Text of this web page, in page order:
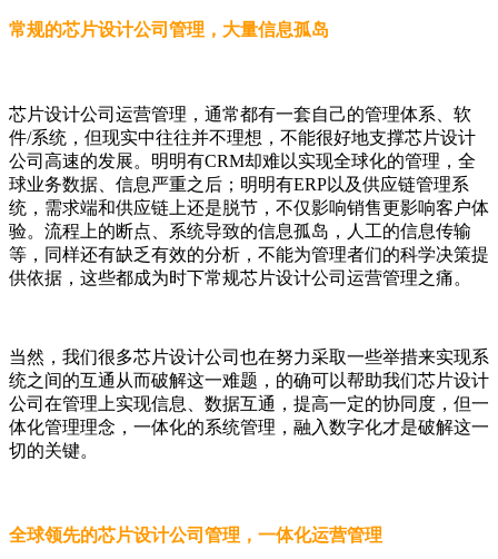
常规的芯片设计公司管理，大量信息孤岛
芯片设计公司运营管理，通常都有一套自己的管理体系、软
件/系统，但现实中往往并不理想，不能很好地支撑芯片设计
公司高速的发展。明明有CRM却难以实现全球化的管理，全
球业务数据、信息严重之后；明明有ERP以及供应链管理系
统，需求端和供应链上还是脱节，不仅影响销售更影响客户体
验。流程上的断点、系统导致的信息孤岛，人工的信息传输
等，同样还有缺乏有效的分析，不能为管理者们的科学决策提
供依据，这些都成为时下常规芯片设计公司运营管理之痛。
当然，我们很多芯片设计公司也在努力采取一些举措来实现系
统之间的互通从而破解这一难题，的确可以帮助我们芯片设计
公司在管理上实现信息、数据互通，提高一定的协同度，但一
体化管理理念，一体化的系统管理，融入数字化才是破解这一
切的关键。
全球领先的芯片设计公司管理，一体化运营管理